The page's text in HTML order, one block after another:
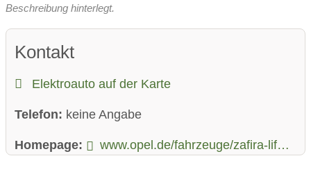
Beschreibung hinterlegt.
Kontakt
Elektroauto auf der Karte
Telefon: keine Angabe
Homepage: www.opel.de/fahrzeuge/zafira-life/zafira-e-life/uebersicht.html